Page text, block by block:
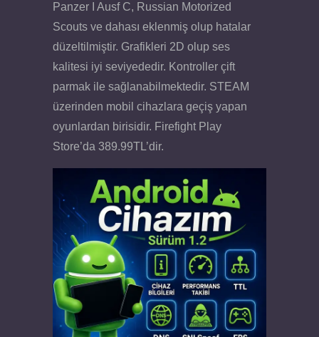
Panzer I Ausf C, Russian Motorized
Scouts ve dahası eklenmiş olup hatalar
düzeltilmiştir. Grafikleri 2D olup ses
kalitesi iyi seviyededir. Kontroller çift
parmak ile sağlanabilmektedir. STEAM
üzerinden mobil cihazlara geçiş yapan
oyunlardan birisidir. Firefight Play
Store’da 389.99TL’dir.